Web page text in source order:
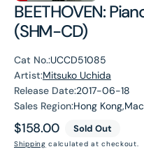
BEETHOVEN:
(SHM-CD)
Cat No.:UCCD51085
Artist:Mitsuko Uchida
Release Date:2017-06-18
Sales Region:Hong
Regular
price
$158.00 Sold Out
Shipping calculated at checkout.